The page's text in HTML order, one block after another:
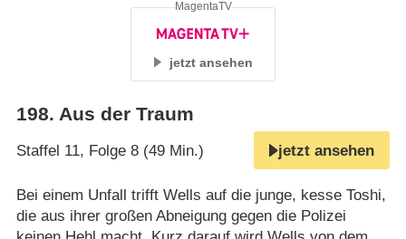
jetzt ansehen
MagentaTV
198. Aus der Traum
Staffel 11, Folge 8 (49 Min.) jetzt ansehen
Bei einem Unfall trifft Wells auf die junge, kesse Toshi,
die aus ihrer großen Abneigung gegen die Polizei